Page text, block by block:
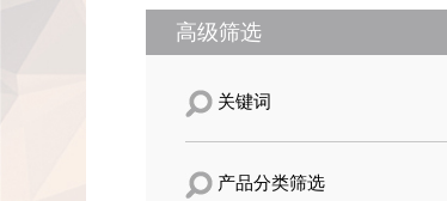
高级筛选
关键词
产品分类筛选